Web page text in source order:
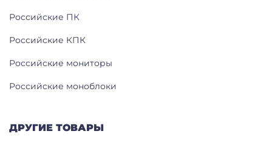
Российские ПК
Российские КПК
Российские мониторы
Российские моноблоки
ДРУГИЕ ТОВАРЫ